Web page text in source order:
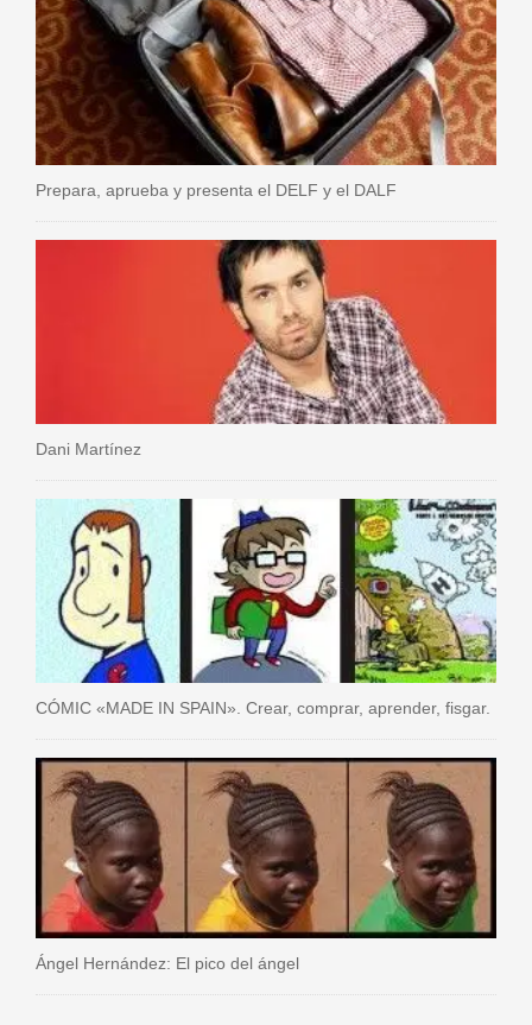
Prepara, aprueba y presenta el DELF y el DALF
Dani Martínez
CÓMIC «MADE IN SPAIN». Crear, comprar, aprender, fisgar.
Ángel Hernández: El pico del ángel